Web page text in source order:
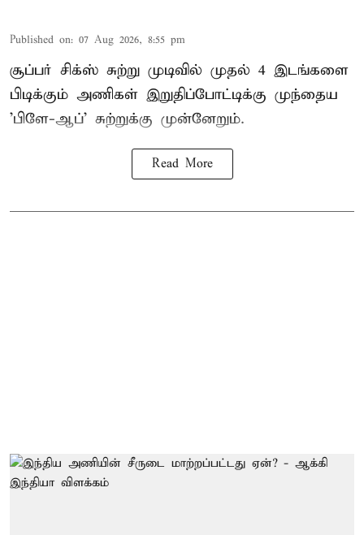
Published on: 07 Aug 2026, 8:55 pm
சூப்பர் சிக்ஸ் சுற்று முடிவில் முதல் 4 இடங்களை
பிடிக்கும் அணிகள் இறுதிப்போட்டிக்கு முந்தைய
'பிளே-ஆப்' சுற்றுக்கு முன்னேறும்.
Read More